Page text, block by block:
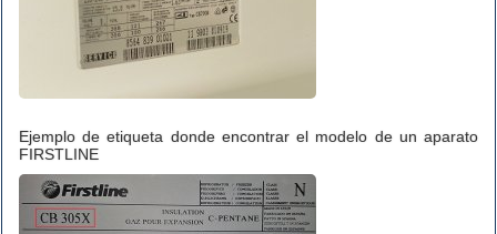
Ejemplo de etiqueta donde encontrar el modelo de un aparato
FIRSTLINE